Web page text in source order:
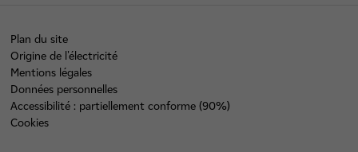
Plan du site
Origine de l'électricité
Mentions légales
Données personnelles
Accessibilité : partiellement conforme (90%)
Cookies